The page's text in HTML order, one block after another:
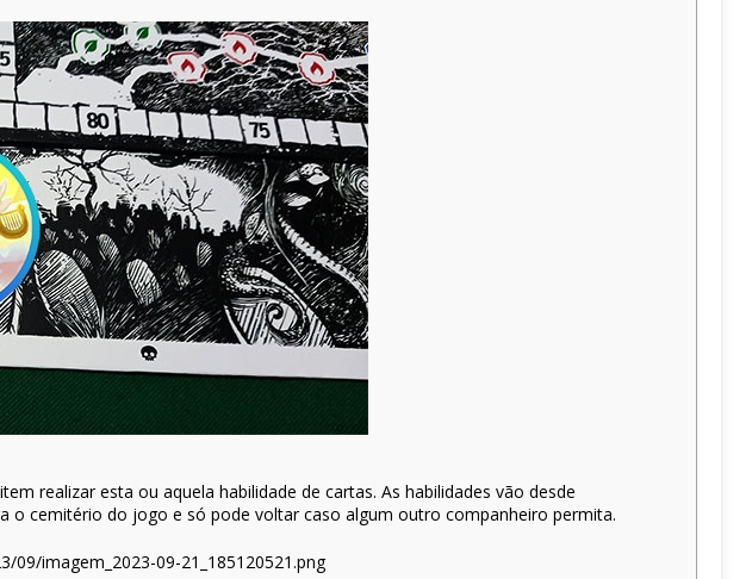
realizar esta ou aquela habilidade de cartas. As habilidades vão desde
o cemitério do jogo e só pode voltar caso algum outro companheiro permita.